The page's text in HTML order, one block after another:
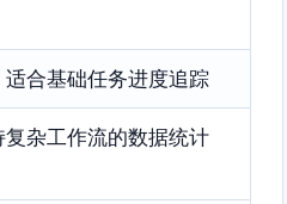
合基础任务进度追踪
杂工作流的数据统计